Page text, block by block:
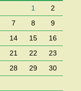
1
2
7 8
9
14 15
16
21 22
23
28 29
30